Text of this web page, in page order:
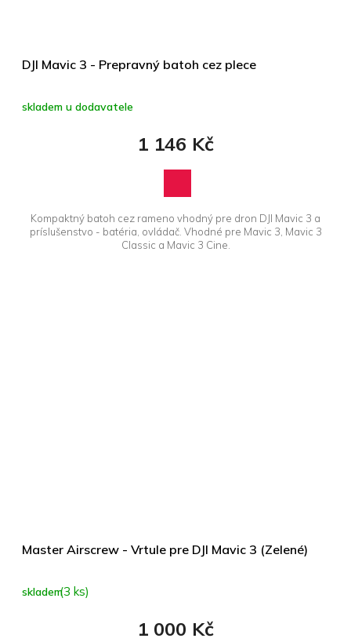
DJI Mavic 3 - Prepravný batoh cez plece
skladem u dodavatele
1 146 Kč
Kompaktný batoh cez rameno vhodný pre dron DJI Mavic 3 a
príslušenstvo - batéria, ovládač. Vhodné pre Mavic 3, Mavic 3
Classic a Mavic 3 Cine.
Master Airscrew - Vrtule pre DJI Mavic 3 (Zelené)
skladem(3 ks)
1 000 Kč